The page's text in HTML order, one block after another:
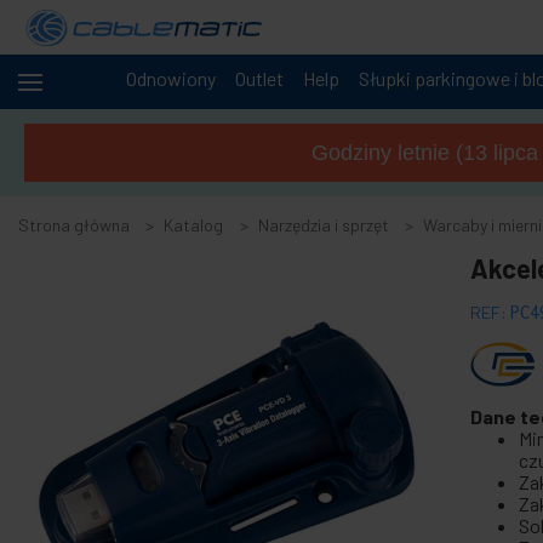
Odnowiony Outlet Help Słupki parkingowe i
Kable +
Szafy i
Audio
+
Narzędzia
i sprzęt
-
Akcesoria do podłóg, drzwi i okien
Godziny letnie (13
Strona główna Katalog Narzędzia i sprzęt Warcaby i
REF:
Dane